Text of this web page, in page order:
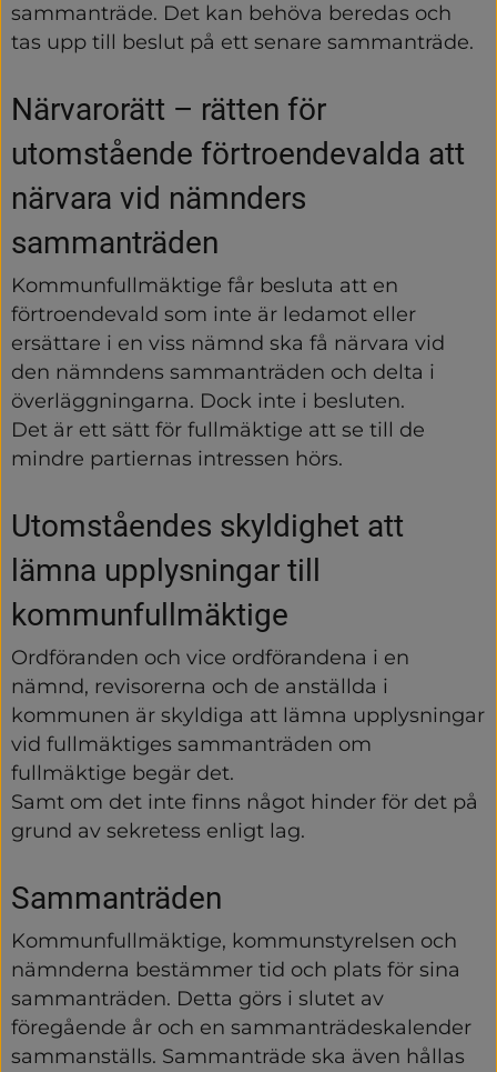
sammanträde. Det kan behöva beredas och
tas upp till beslut på ett senare sammanträde.
Närvarorätt – rätten för
utomstående förtroendevalda att
närvara vid nämnders
sammanträden
Kommunfullmäktige får besluta att en
förtroendevald som inte är ledamot eller
ersättare i en viss nämnd ska få närvara vid
den nämndens sammanträden och delta i
överläggningarna. Dock inte i besluten.
Det är ett sätt för fullmäktige att se till de
mindre partiernas intressen hörs.
Utomståendes skyldighet att
lämna upplysningar till
kommunfullmäktige
Ordföranden och vice ordförandena i en
nämnd, revisorerna och de anställda i
kommunen är skyldiga att lämna upplysningar
vid fullmäktiges sammanträden om
fullmäktige begär det.
Samt om det inte finns något hinder för det på
grund av sekretess enligt lag.
Sammanträden
Kommunfullmäktige, kommunstyrelsen och
nämnderna bestämmer tid och plats för sina
sammanträden. Detta görs i slutet av
föregående år och en sammanträdeskalender
sammanställs. Sammanträde ska även hållas